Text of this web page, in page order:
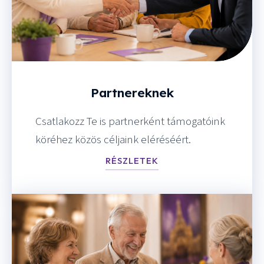
Partnereknek
Csatlakozz Te is partnerként támogatóink
köréhez közös céljaink eléréséért.
RÉSZLETEK